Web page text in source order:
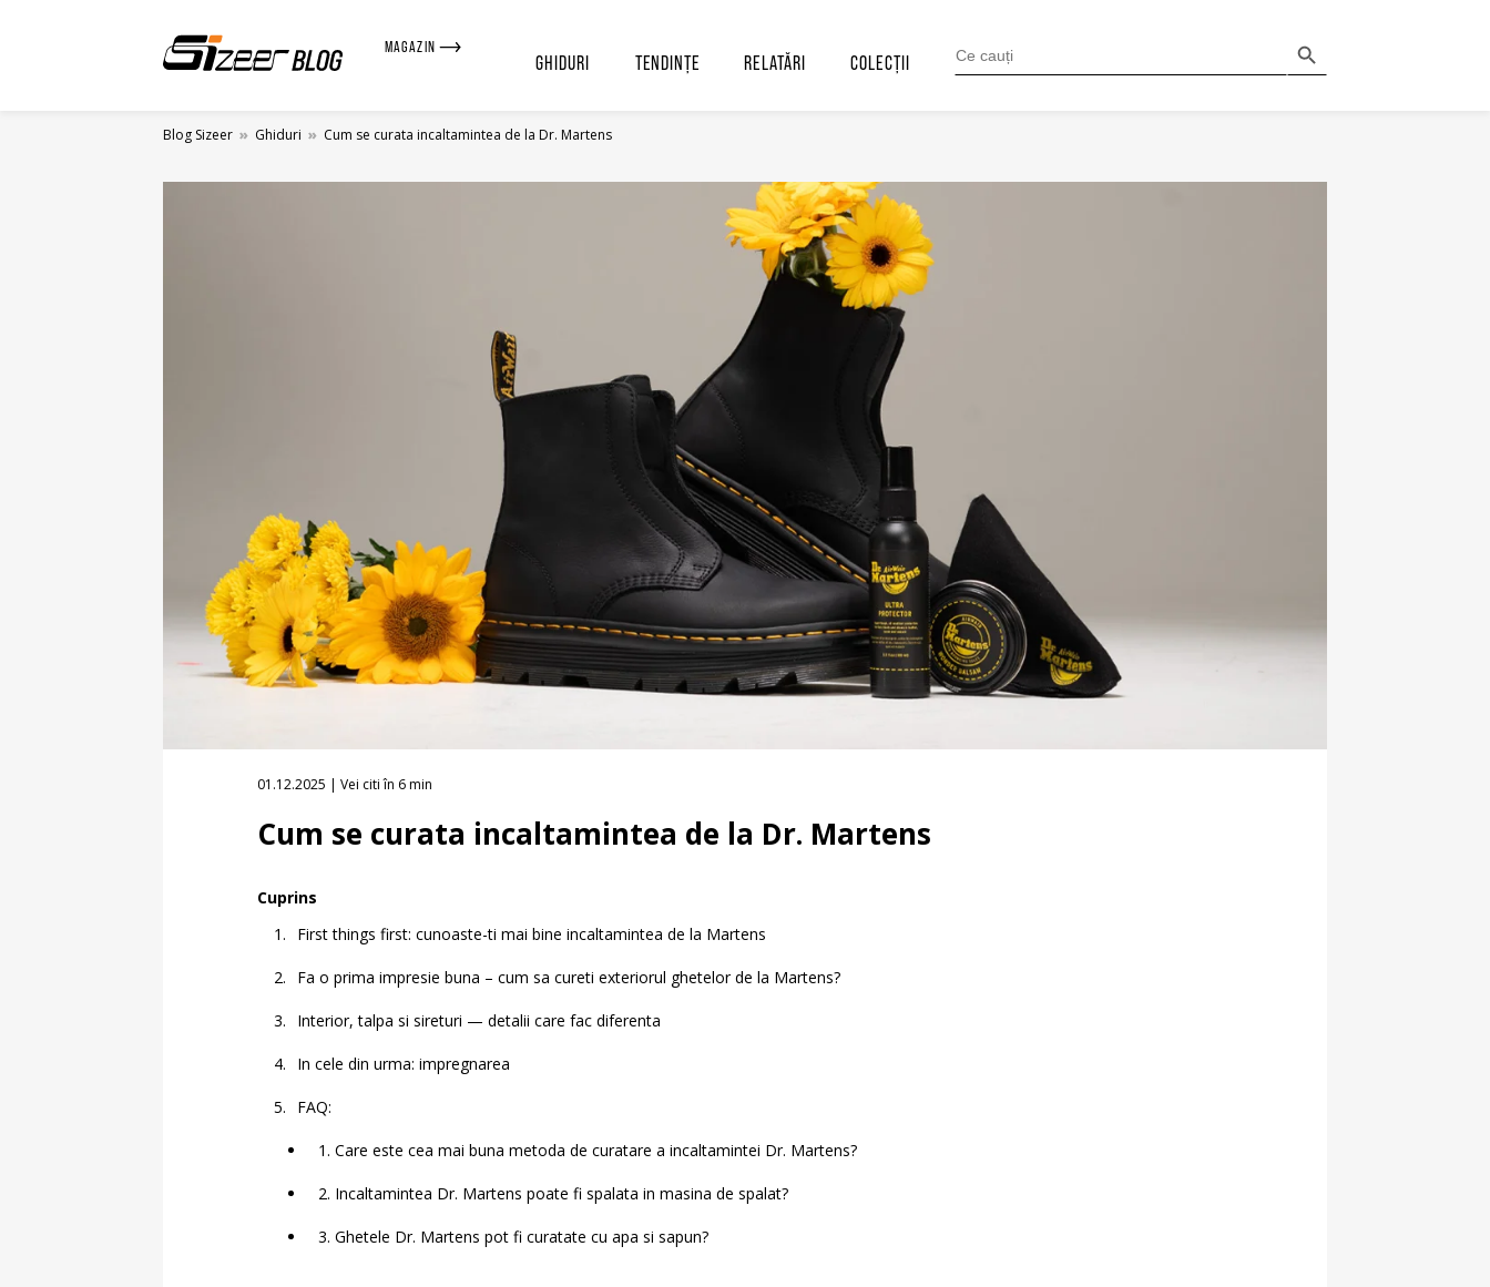
MAGAZIN
GHIDURI TENDINȚE RELATĂRI COLECȚII
FOR:
Blog Sizeer » Ghiduri » Cum se curata incaltamintea de la Dr. Martens
01.12.2025 | Vei citi în 6 min
Cum se curata incaltamintea de la Dr. Martens
Cuprins
First things first: cunoaste-ti mai bine incaltamintea de la Martens
Fa o prima impresie buna – cum sa cureti exteriorul ghetelor de la Martens?
Interior, talpa si sireturi — detalii care fac diferenta
In cele din urma: impregnarea
FAQ:
1. Care este cea mai buna metoda de curatare a incaltamintei Dr. Martens?
2. Incaltamintea Dr. Martens poate fi spalata in masina de spalat?
3. Ghetele Dr. Martens pot fi curatate cu apa si sapun?